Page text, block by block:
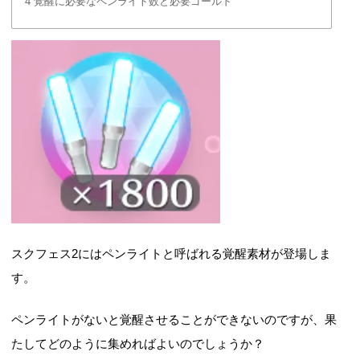
スクフェス2にはペンライトと呼ばれる覚醒素材が登場しま
す。
ペンライトがないと覚醒させることができないのですが、果
たしてどのように集めればよいのでしょうか？